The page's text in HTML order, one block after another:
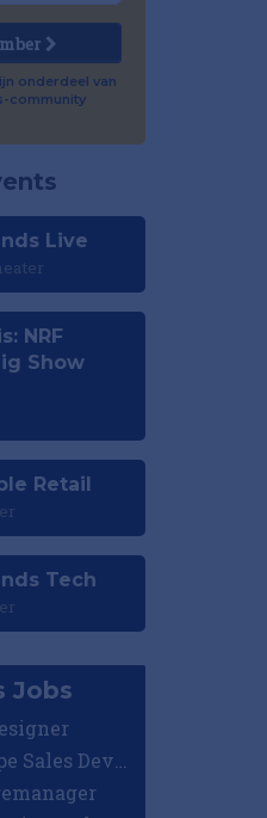
onderdeel van
community
Live
NRF
Show
Retail
Tech
Jobs